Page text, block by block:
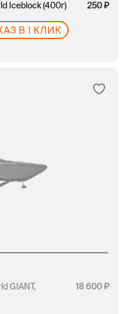
Iceblock (400г)
250
В 1 КЛИК
GIANT,
18 600